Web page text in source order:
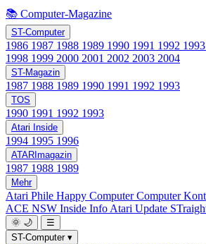
📚 Computer-Magazine
ST-Computer
1986 1987 1988 1989 1990 1991 1992 1993
1998 1999 2000 2001 2002 2003 2004
ST-Magazin
1987 1988 1989 1990 1991 1992 1993
TOS
1990 1991 1992 1993
Atari Inside
1994 1995 1996
ATARImagazin
1987 1988 1989
Mehr
Atari Phile Happy ComputerComputer
ACE NSW Inside Info Atari Update
🌞 🌙
☰
ST-Computer ▾